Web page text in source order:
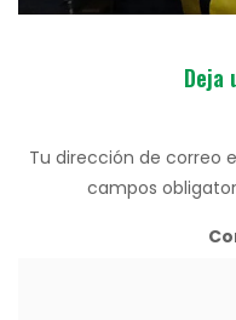
Deja
Tu dirección de correo
campos